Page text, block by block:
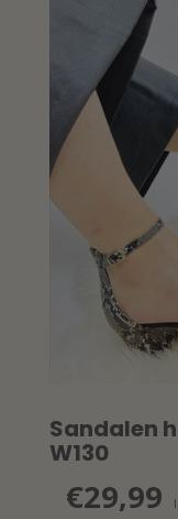
Sandalen
W130
€29,99